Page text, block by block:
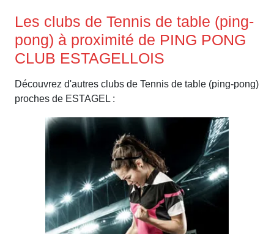
Les clubs de Tennis de table (ping-
pong) à proximité de PING PONG
CLUB ESTAGELLOIS
Découvrez d'autres clubs de Tennis de table (ping-pong)
proches de ESTAGEL :